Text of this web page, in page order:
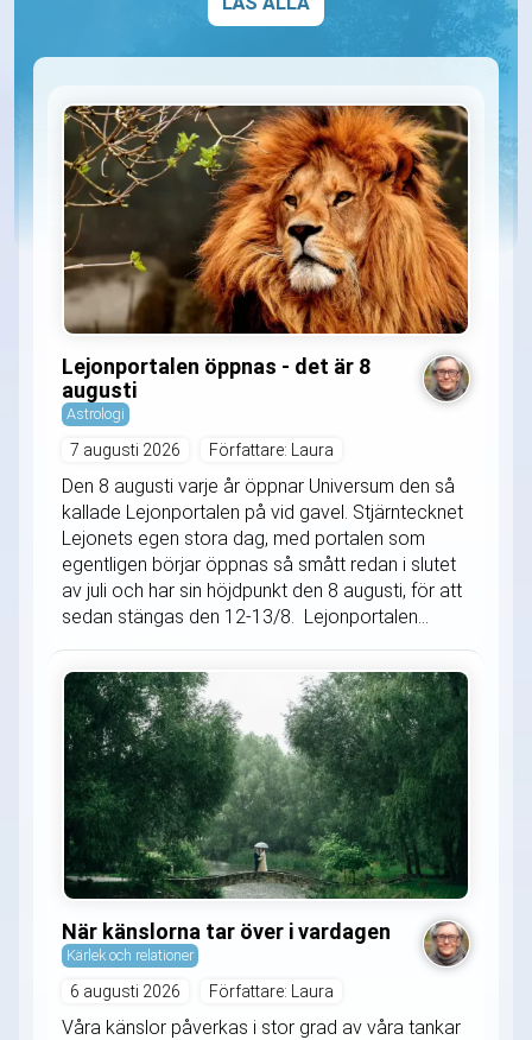
Lejonportalen öppnas - det är 8
augusti
Astrologi
7 augusti 2026 Författare: Laura
Den 8 augusti varje år öppnar Universum den så
kallade Lejonportalen på vid gavel. Stjärntecknet
Lejonets egen stora dag, med portalen som
egentligen börjar öppnas så smått redan i slutet
av juli och har sin höjdpunkt den 8 augusti, för att
sedan stängas den 12-13/8. Lejonportalen...
När känslorna tar över i vardagen
Kärlek och relationer
6 augusti 2026 Författare: Laura
Våra känslor påverkas i stor grad av våra tankar